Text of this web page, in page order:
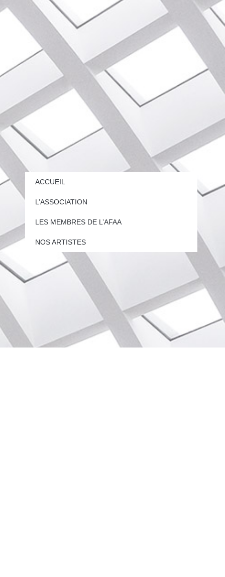
ACCUEIL
L’ASSOCIATION
LES MEMBRES DE L’AFAA
NOS ARTISTES